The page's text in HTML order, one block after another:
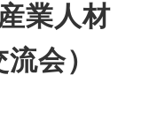
業人材
会）